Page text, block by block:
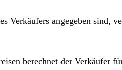
Verkäufers angegeben sind,
berechnet der Verkäufer